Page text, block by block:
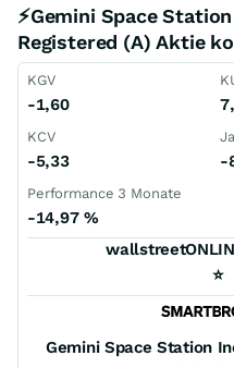
⚡Gemini Space
Registered (A) Aktie
KGV
-1,60
KCV
-5,33 -
Performance 3 Monate
-14,97 %
⭐